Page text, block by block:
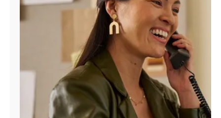
tienda